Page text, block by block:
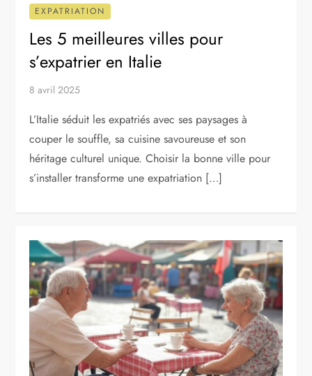
EXPATRIATION
Les 5 meilleures villes pour
s’expatrier en Italie
8 avril 2025
L’Italie séduit les expatriés avec ses paysages à
couper le souffle, sa cuisine savoureuse et son
héritage culturel unique. Choisir la bonne ville pour
s’installer transforme une expatriation […]